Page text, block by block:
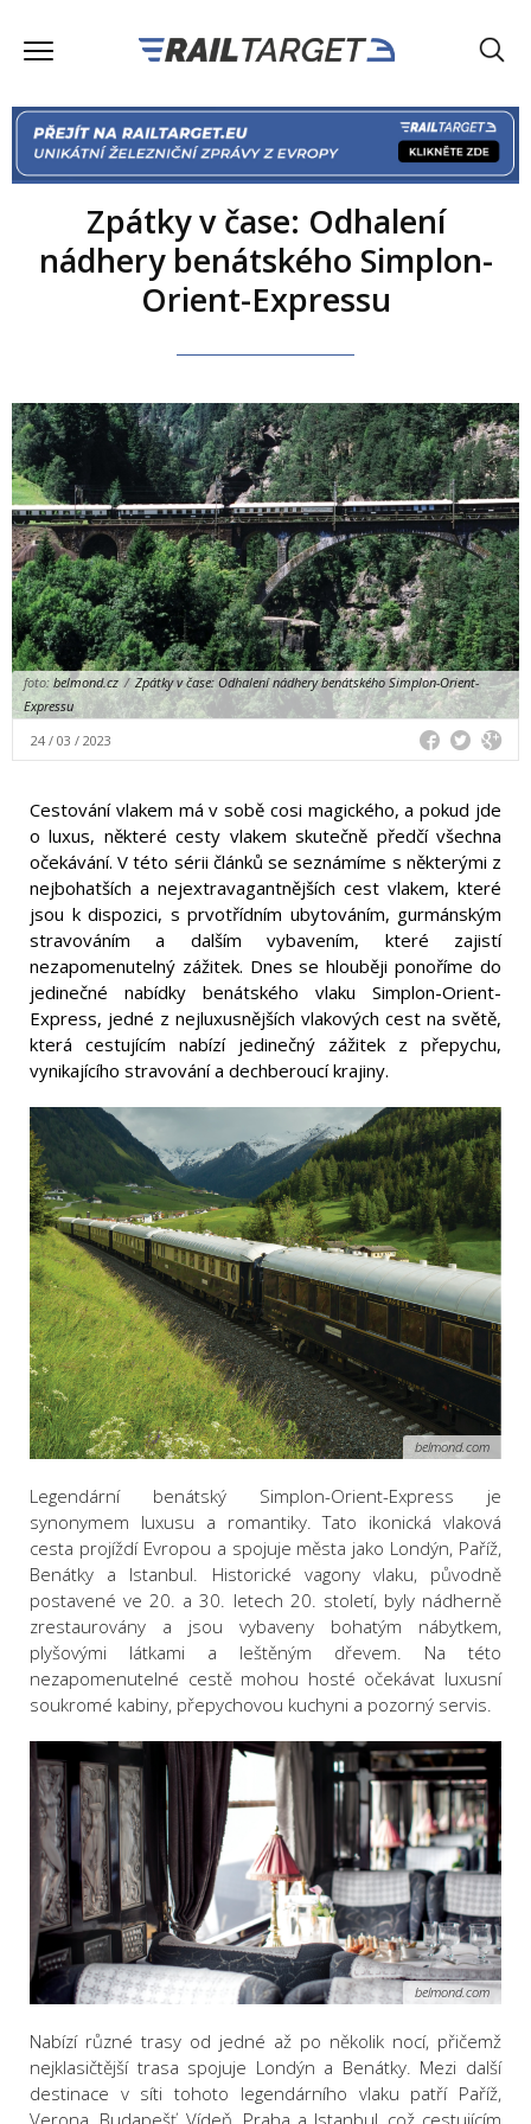
Zpátky v čase: Odhalení
nádhery benátského Simplon-
Orient-Expressu
foto: belmond.cz / Zpátky v čase: Odhalení nádhery benátského Simplon-Orient-
Expressu
24 / 03 / 2023
Cestování vlakem má v sobě cosi magického, a pokud jde
o luxus, některé cesty vlakem skutečně předčí všechna
očekávání. V této sérii článků se seznámíme s některými z
nejbohatších a nejextravagantnějších cest vlakem, které
jsou k dispozici, s prvotřídním ubytováním, gurmánským
stravováním a dalším vybavením, které zajistí
nezapomenutelný zážitek. Dnes se hlouběji ponoříme do
jedinečné nabídky benátského vlaku Simplon-Orient-
Express, jedné z nejluxusnějších vlakových cest na světě,
která cestujícím nabízí jedinečný zážitek z přepychu,
vynikajícího stravování a dechberoucí krajiny.
belmond.com
Legendární benátský Simplon-Orient-Express je
synonymem luxusu a romantiky. Tato ikonická vlaková
cesta projíždí Evropou a spojuje města jako Londýn, Paříž,
Benátky a Istanbul. Historické vagony vlaku, původně
postavené ve 20. a 30. letech 20. století, byly nádherně
zrestaurovány a jsou vybaveny bohatým nábytkem,
plyšovými látkami a leštěným dřevem. Na této
nezapomenutelné cestě mohou hosté očekávat luxusní
soukromé kabiny, přepychovou kuchyni a pozorný servis.
belmond.com
Nabízí různé trasy od jedné až po několik nocí, přičemž
nejklasičtější trasa spojuje Londýn a Benátky. Mezi další
destinace v síti tohoto legendárního vlaku patří Paříž,
Verona, Budapešť, Vídeň, Praha a Istanbul, což cestujícím